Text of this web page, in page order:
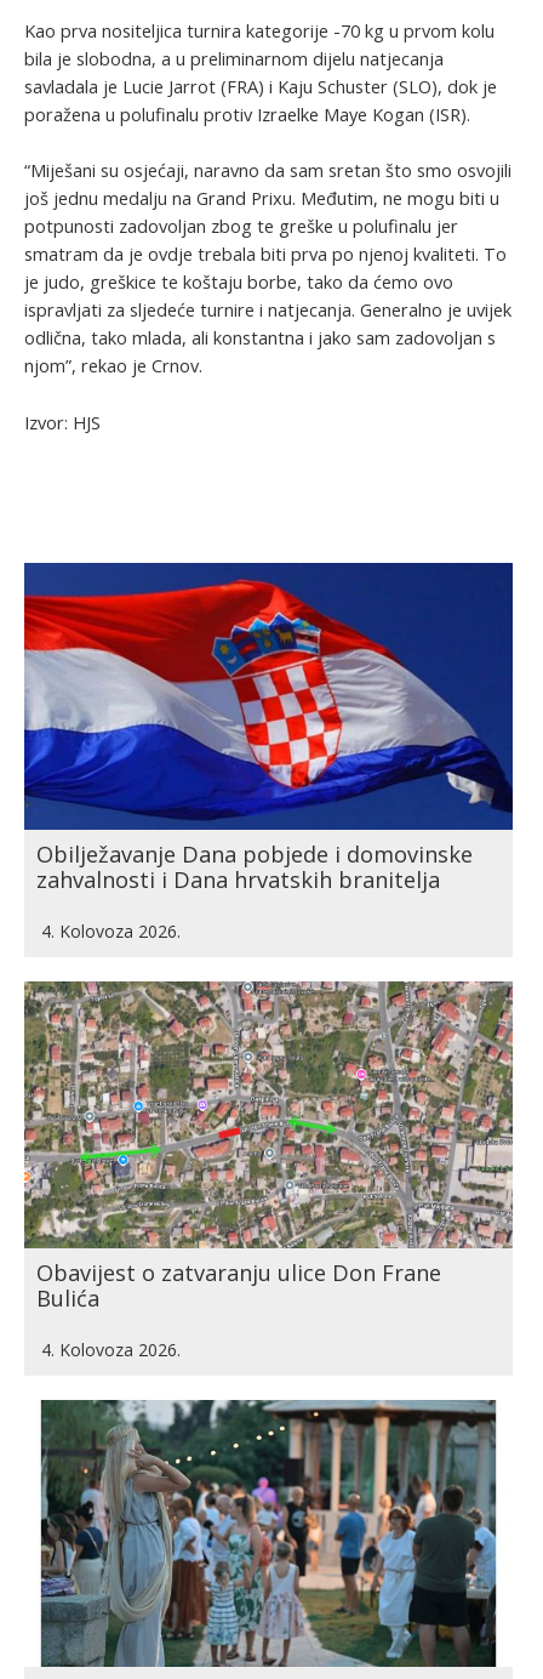
Kao prva nositeljica turnira kategorije -70 kg u prvom kolu
bila je slobodna, a u preliminarnom dijelu natjecanja
savladala je Lucie Jarrot (FRA) i Kaju Schuster (SLO), dok je
poražena u polufinalu protiv Izraelke Maye Kogan (ISR).
“Miješani su osjećaji, naravno da sam sretan što smo osvojili
još jednu medalju na Grand Prixu. Međutim, ne mogu biti u
potpunosti zadovoljan zbog te greške u polufinalu jer
smatram da je ovdje trebala biti prva po njenoj kvaliteti. To
je judo, greškice te koštaju borbe, tako da ćemo ovo
ispravljati za sljedeće turnire i natjecanja. Generalno je uvijek
odlična, tako mlada, ali konstantna i jako sam zadovoljan s
njom”, rekao je Crnov.
Izvor: HJS
Obilježavanje Dana pobjede i domovinske
zahvalnosti i Dana hrvatskih branitelja
4. Kolovoza 2026.
Obavijest o zatvaranju ulice Don Frane
Bulića
4. Kolovoza 2026.